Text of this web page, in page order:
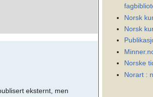
eksternt, men
Norsk
Norsk
Norske
Norart :